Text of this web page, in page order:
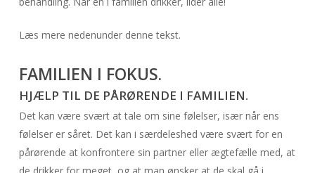
Læs mere nedenunder denne tekst.
FAMILIEN I FOKUS.
HJÆLP TIL DE PÅRØRENDE I FAMILIEN.
Det kan være svært at tale om sine følelser, især når ens
følelser er såret. Det kan i særdeleshed være svært for en
pårørende at konfrontere sin partner eller ægtefælle med, at